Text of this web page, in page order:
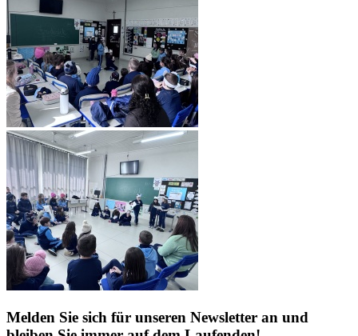
Melden Sie sich für unseren Newsletter an und